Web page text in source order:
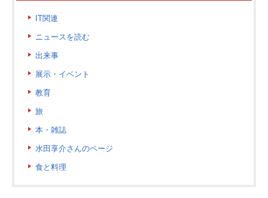
IT関連
ニュースを読む
出来事
展示・イベント
教育
旅
本・雑誌
水田享介さんのページ
食と料理